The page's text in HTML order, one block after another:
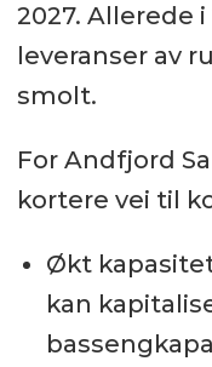
2027. Allerede
leveranser av
smolt.
For Andfjord
kortere vei til
Økt
kan